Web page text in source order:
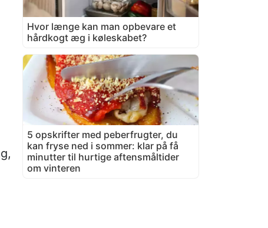
Hvor længe kan man opbevare et
hårdkogt æg i køleskabet?
5 opskrifter med peberfrugter, du
kan fryse ned i sommer: klar på få
minutter til hurtige aftensmåltider
om vinteren